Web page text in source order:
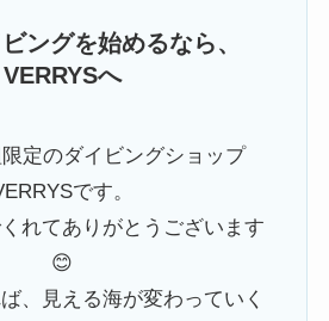
ングを始めるなら、
VERRYSへ
定のダイビングショップ
です。
れてありがとうございます
😊
、見える海が変わっていく